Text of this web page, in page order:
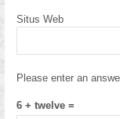
Situs Web
Please enter an
6 + twelve =